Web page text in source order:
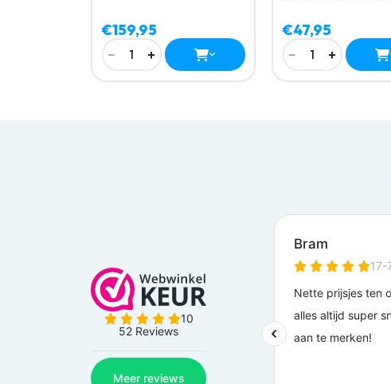
€159,95
−
1 +
€47,95
−
1 +